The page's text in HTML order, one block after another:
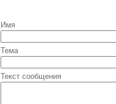
Имя
Тема
Текст сообщения